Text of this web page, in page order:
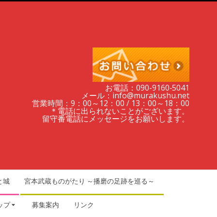
お電話：090-9160‐5041
メール：info@murakushu.net
営業時間：9：00～12：00 / 13：00～18：00
＊電話に出られないことがございます。
留守番電話にメッセージをお願いします。
城 宮本武蔵ものがたり ～播磨の足跡を巡る～
プ 募集案内 リンク